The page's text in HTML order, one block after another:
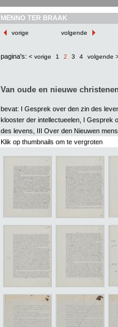
MENNO TER BRAAK
vorige volgende
pagina's: < vorige 1 2 3 4 volgende
Van oude en nieuwe
bevat: I Gesprek over den zin des
klooster der intellectueelen, I Gesprek
des levens, III Over den Nieuwen
Klik op thumbnails om te vergroten